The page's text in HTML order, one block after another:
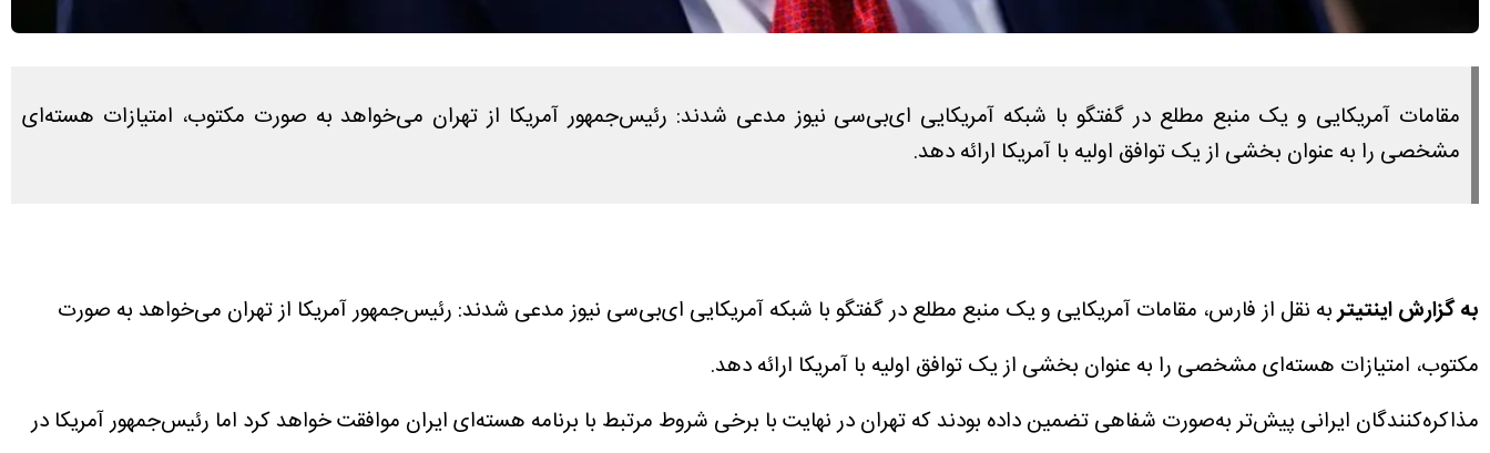
مقامات آمریکایی و یک منبع مطلع در گفتگو با شبکه آمریکایی ای‌بی‌سی نیوز مدعی شدند: رئیس‌جمهور آمریکا از تهران می‌خواهد به صورت مکتوب، امتیازات هسته‌ای
مشخصی را به‌ عنوان بخشی از یک توافق اولیه با آمریکا ارائه دهد.
به گزارش اینتیتربه نقل از فارس، مقامات آمریکایی و یک منبع مطلع در گفتگو با شبکه آمریکایی ای‌بی‌سی نیوز مدعی شدند: رئیس‌جمهور آمریکا از تهران می‌خواهد به صورت
مکتوب، امتیازات هسته‌ای مشخصی را به‌ عنوان بخشی از یک توافق اولیه با آمریکا ارائه دهد.
مذاکره‌کنندگان ایرانی پیش‌تر به‌صورت شفاهی تضمین داده بودند که تهران در نهایت با برخی شروط مرتبط با برنامه هسته‌ای ایران موافقت خواهد کرد اما رئیس‌جمهور آمریکا در